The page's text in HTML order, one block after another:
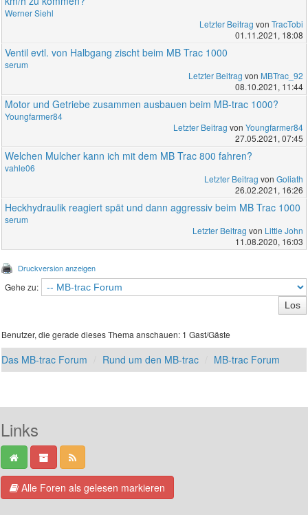
Werner Siehl
Letzter Beitrag von TracTobi
01.11.2021, 18:08
Ventil evtl. von Halbgang zischt beim MB Trac 1000
serum
Letzter Beitrag von MBTrac_92
08.10.2021, 11:44
Motor und Getriebe zusammen ausbauen beim MB-trac 1000?
Youngfarmer84
Letzter Beitrag von Youngfarmer84
27.05.2021, 07:45
Welchen Mulcher kann ich mit dem MB Trac 800 fahren?
vahle06
Letzter Beitrag von Goliath
26.02.2021, 16:26
Heckhydraulik reagiert spät und dann aggressiv beim MB Trac 1000
serum
Letzter Beitrag von Little John
11.08.2020, 16:03
Druckversion anzeigen
Gehe zu:
Benutzer, die gerade dieses Thema anschauen: 1 Gast/Gäste
Das MB-trac Forum Rund um den MB-trac MB-trac Forum
Links
Alle Foren als gelesen markieren